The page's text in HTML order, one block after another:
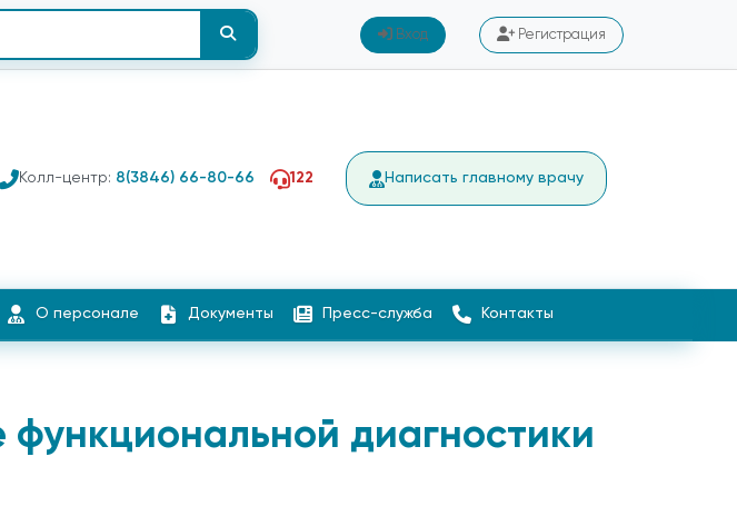
Вход Регистрация
Колл-центр: 8(3846) 66-80-66 122 Написать главному врачу
О персонале Документы Пресс-служба Контакты
функциональной диагностики